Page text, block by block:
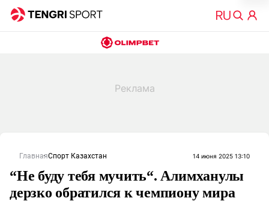
ГлавнаяСпорт Казахстан 14 июня 2025 13:10
“Не буду тебя мучить“. Алимханулы
дерзко обратился к чемпиону мира